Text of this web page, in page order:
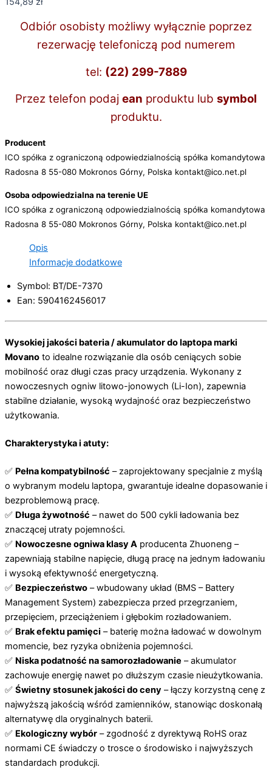
Odbiór osobisty możliwy wyłącznie poprzez
rezerwację telefoniczą pod numerem
tel: (22) 299-7889
Przez telefon podaj ean produktu lub symbol
produktu.
Producent
ICO spółka z ograniczoną odpowiedzialnością spółka komandytowa
Radosna 8 55-080 Mokronos Górny, Polska kontakt@ico.net.pl
Osoba odpowiedzialna na terenie UE
ICO spółka z ograniczoną odpowiedzialnością spółka komandytowa
Radosna 8 55-080 Mokronos Górny, Polska kontakt@ico.net.pl
Opis
Informacje dodatkowe
Symbol: BT/DE-7370
Ean: 5904162456017
Wysokiej jakości bateria / akumulator do laptopa marki
Movano to idealne rozwiązanie dla osób ceniących sobie
mobilność oraz długi czas pracy urządzenia. Wykonany z
nowoczesnych ogniw litowo-jonowych (Li-Ion), zapewnia
stabilne działanie, wysoką wydajność oraz bezpieczeństwo
użytkowania.
Charakterystyka i atuty:
✅ Pełna kompatybilność – zaprojektowany specjalnie z myślą
o wybranym modelu laptopa, gwarantuje idealne dopasowanie i
bezproblemową pracę.
✅ Długa żywotność – nawet do 500 cykli ładowania bez
znaczącej utraty pojemności.
✅ Nowoczesne ogniwa klasy A producenta Zhuoneng –
zapewniają stabilne napięcie, długą pracę na jednym ładowaniu
i wysoką efektywność energetyczną.
✅ Bezpieczeństwo – wbudowany układ (BMS – Battery
Management System) zabezpiecza przed przegrzaniem,
przepięciem, przeciążeniem i głębokim rozładowaniem.
✅ Brak efektu pamięci – baterię można ładować w dowolnym
momencie, bez ryzyka obniżenia pojemności.
✅ Niska podatność na samorozładowanie – akumulator
zachowuje energię nawet po dłuższym czasie nieużytkowania.
✅ Świetny stosunek jakości do ceny – łączy korzystną cenę z
najwyższą jakością wśród zamienników, stanowiąc doskonałą
alternatywę dla oryginalnych baterii.
✅ Ekologiczny wybór – zgodność z dyrektywą RoHS oraz
normami CE świadczy o trosce o środowisko i najwyższych
standardach produkcji.